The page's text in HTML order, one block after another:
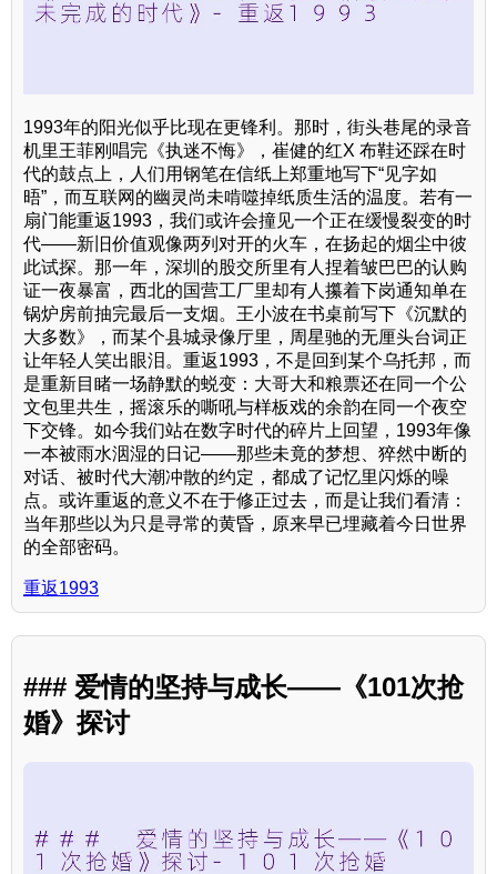
1993年的阳光似乎比现在更锋利。那时，街头巷尾的录音
机里王菲刚唱完《执迷不悔》，崔健的红X 布鞋还踩在时
代的鼓点上，人们用钢笔在信纸上郑重地写下“见字如
晤”，而互联网的幽灵尚未啃噬掉纸质生活的温度。若有一
扇门能重返1993，我们或许会撞见一个正在缓慢裂变的时
代——新旧价值观像两列对开的火车，在扬起的烟尘中彼
此试探。那一年，深圳的股交所里有人捏着皱巴巴的认购
证一夜暴富，西北的国营工厂里却有人攥着下岗通知单在
锅炉房前抽完最后一支烟。王小波在书桌前写下《沉默的
大多数》，而某个县城录像厅里，周星驰的无厘头台词正
让年轻人笑出眼泪。重返1993，不是回到某个乌托邦，而
是重新目睹一场静默的蜕变：大哥大和粮票还在同一个公
文包里共生，摇滚乐的嘶吼与样板戏的余韵在同一个夜空
下交锋。如今我们站在数字时代的碎片上回望，1993年像
一本被雨水洇湿的日记——那些未竟的梦想、猝然中断的
对话、被时代大潮冲散的约定，都成了记忆里闪烁的噪
点。或许重返的意义不在于修正过去，而是让我们看清：
当年那些以为只是寻常的黄昏，原来早已埋藏着今日世界
的全部密码。
重返1993
### 爱情的坚持与成长——《101次抢
婚》探讨